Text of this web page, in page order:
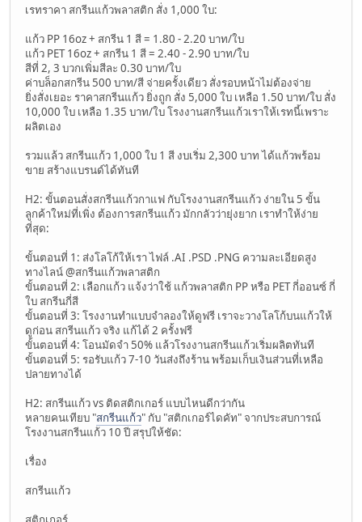
เรทราคา สกรีนแก้วพลาสติก สั่ง 1,000 ใบ:
แก้ว PP 16oz + สกรีน 1 สี = 1.80 - 2.20 บาท/ใบ
แก้ว PET 16oz + สกรีน 1 สี = 2.40 - 2.90 บาท/ใบ
สีที่ 2, 3 บวกเพิ่มสีละ 0.30 บาท/ใบ
ค่าบล็อกสกรีน 500 บาท/สี จ่ายครั้งเดียว สั่งรอบหน้าไม่ต้องจ่าย
ยิ่งสั่งเยอะ ราคาสกรีนแก้ว ยิ่งถูก สั่ง 5,000 ใบ เหลือ 1.50 บาท/ใบ สั่ง
10,000 ใบ เหลือ 1.35 บาท/ใบ โรงงานสกรีนแก้วเราให้เรทนี้เพราะ
ผลิตเอง
รวมแล้ว สกรีนแก้ว 1,000 ใบ 1 สี งบเริ่ม 2,300 บาท ได้แก้วพร้อม
ขาย สร้างแบรนด์ได้ทันที
H2: ขั้นตอนสั่งสกรีนแก้วกาแฟ กับโรงงานสกรีนแก้ว ง่ายใน 5 ขั้น
ลูกค้าใหม่ที่เพิ่ง ต้องการสกรีนแก้ว มักกลัวว่ายุ่งยาก เราทำให้ง่าย
ที่สุด:
ขั้นตอนที่ 1: ส่งโลโก้ให้เรา ไฟล์ .AI .PSD .PNG ความละเอียดสูง
ทางไลน์ @สกรีนแก้วพลาสติก
ขั้นตอนที่ 2: เลือกแก้ว แจ้งว่าใช้ แก้วพลาสติก PP หรือ PET กี่ออนซ์ กี่
ใบ สกรีนกี่สี
ขั้นตอนที่ 3: โรงงานทำแบบจำลองให้ดูฟรี เราจะวางโลโก้บนแก้วให้
ดูก่อน สกรีนแก้ว จริง แก้ได้ 2 ครั้งฟรี
ขั้นตอนที่ 4: โอนมัดจำ 50% แล้วโรงงานสกรีนแก้วเริ่มผลิตทันที
ขั้นตอนที่ 5: รอรับแก้ว 7-10 วันส่งถึงร้าน พร้อมเก็บเงินส่วนที่เหลือ
ปลายทางได้
H2: สกรีนแก้ว vs ติดสติกเกอร์ แบบไหนดีกว่ากัน
หลายคนเทียบ "สกรีนแก้ว" กับ "สติกเกอร์ไดคัท" จากประสบการณ์
โรงงานสกรีนแก้ว 10 ปี สรุปให้ชัด:
เรื่อง
สกรีนแก้ว